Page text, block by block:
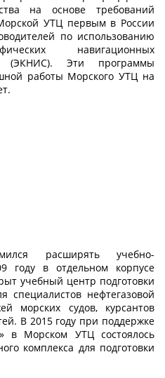
на основе требований
УТЦ первым в России
по использованию
навигационных
(ЭКНИС). Эти программы
работы Морского УТЦ на
расширять учебно-
году в отдельном корпусе
учебный центр подготовки
нефтегазовой
морских судов, курсантов
В 2015 году при поддержке
в Морском УТЦ состоялось
комплекса для подготовки